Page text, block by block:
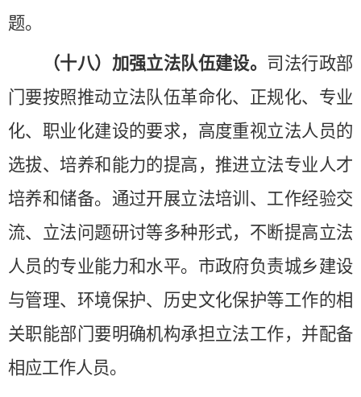
题。
（十八）加强立法队伍建设。 司法行政部
门要按照推动立法队伍革命化、正规化、专业
化、职业化建设的要求，高度重视立法人员的
选拔、培养和能力的提高，推进立法专业人才
培养和储备。通过开展立法培训、工作经验交
流、立法问题研讨等多种形式，不断提高立法
人员的专业能力和水平。市政府负责城乡建设
与管理、环境保护、历史文化保护等工作的相
关职能部门要明确机构承担立法工作，并配备
相应工作人员。